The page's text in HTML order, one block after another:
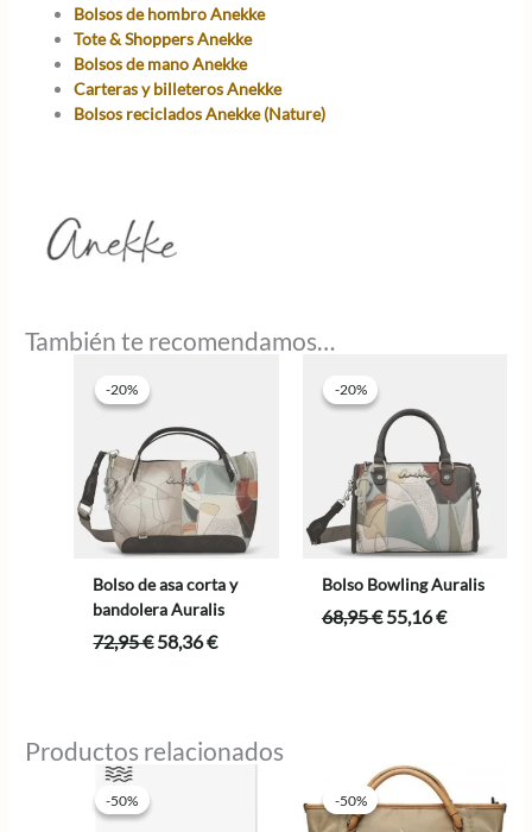
Bolsos de hombro Anekke
Tote & Shoppers Anekke
Bolsos de mano Anekke
Carteras y billeteros Anekke
Bolsos reciclados Anekke (Nature)
También te recomendamos…
-20%
-20%
Bolso de asa corta y
bandolera Auralis
72,95€El
58,36€El
-20%
-20%
Bolso Bowling Auralis
68,95€ El
55,16€El
Productos relacionados
-50%
-50% -50%
-50%